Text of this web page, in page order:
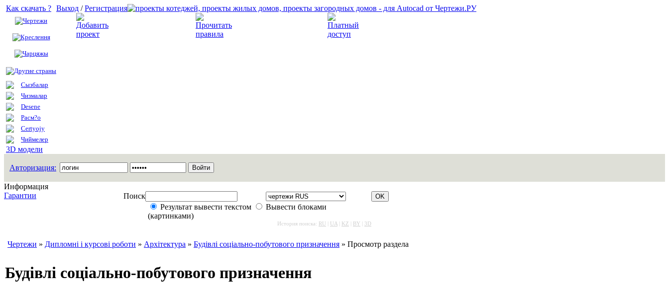
Как скачать ?
Чертежи
Креслення
Чарцяжы
Другие страны
Сызбалар
Чизмалар
Desene
Расм?о
Certyojy
Чиймелер
3D модели
Выход /Регистрация
Авторизация:
Информация
Гарантии
Поиск
Результат вывести текстом
Вывести блоками
(картинками)
История поиска: RU UA KZ BY 3D
Чертежи » Дипломні і курсові роботи » Архітектура » Будівлі соціально-побутового призначення » Просмотр раздела
Будівлі соціально-побутового призначення